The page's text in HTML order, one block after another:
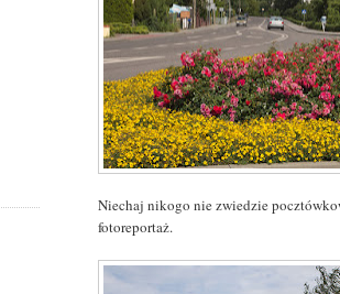
Niechaj nikogo nie zwiedzie
fotoreportaż.